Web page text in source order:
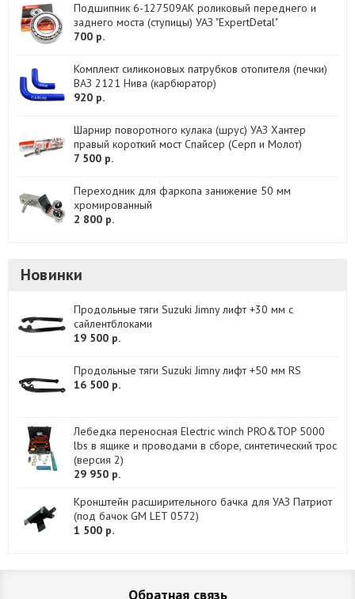
Подшипник 6-127509АК роликовый переднего и
заднего моста (ступицы) УАЗ "ExpertDetal"
700 р.
Комплект силиконовых патрубков отопителя (печки)
ВАЗ 2121 Нива (карбюратор)
920 р.
Шарнир поворотного кулака (шрус) УАЗ Хантер
правый короткий мост Спайсер (Серп и Молот)
7 500 р.
Переходник для фаркопа занижение 50 мм
хромированный
2 800 р.
Новинки
Продольные тяги Suzuki Jimny лифт +30 мм с
сайлентблоками
19 500 р.
Продольные тяги Suzuki Jimny лифт +50 мм RS
16 500 р.
Лебедка переносная Electric winch PRO&TOP 5000
lbs в ящике и проводами в сборе, синтетический трос
(версия 2)
29 950 р.
Кронштейн расширительного бачка для УАЗ Патриот
(под бачок GM LET 0572)
1 500 р.
Обратная связь